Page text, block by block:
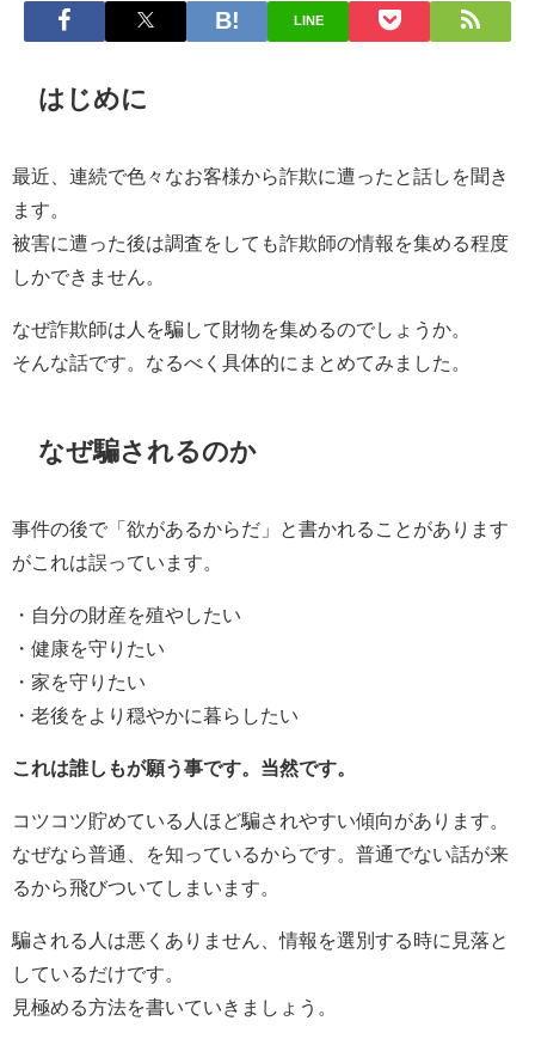
LINE
はじめに
最近、連続で色々なお客様から詐欺に遭ったと話しを聞き
ます。
被害に遭った後は調査をしても詐欺師の情報を集める程度
しかできません。
なぜ詐欺師は人を騙して財物を集めるのでしょうか。
そんな話です。なるべく具体的にまとめてみました。
なぜ騙されるのか
事件の後で「欲があるからだ」と書かれることがあります
がこれは誤っています。
・自分の財産を殖やしたい
・健康を守りたい
・家を守りたい
・老後をより穏やかに暮らしたい
これは誰しもが願う事です。当然です。
コツコツ貯めている人ほど騙されやすい傾向があります。
なぜなら普通、を知っているからです。普通でない話が来
るから飛びついてしまいます。
騙される人は悪くありません、情報を選別する時に見落と
しているだけです。
見極める方法を書いていきましょう。